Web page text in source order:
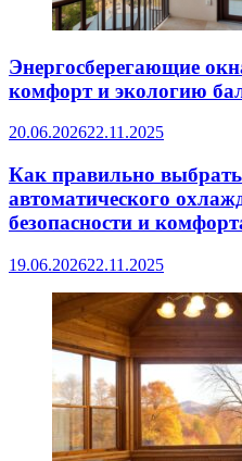
Энергосберегающие
комфорт и экологию
20.06.202622.11.2025
Как правильно
автоматического
безопасности и
19.06.202622.11.2025